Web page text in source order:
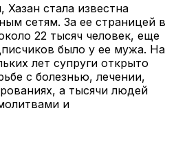
Хазан стала известна
сетям. За ее страницей в
22 тысяч человек, еще
было у ее мужа. На
лет супруги открыто
с болезнью, лечении,
а тысячи людей
и